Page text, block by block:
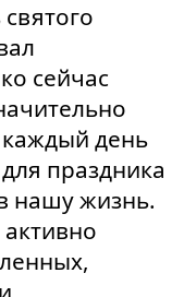
сейчас
день
праздника
нашу жизнь.